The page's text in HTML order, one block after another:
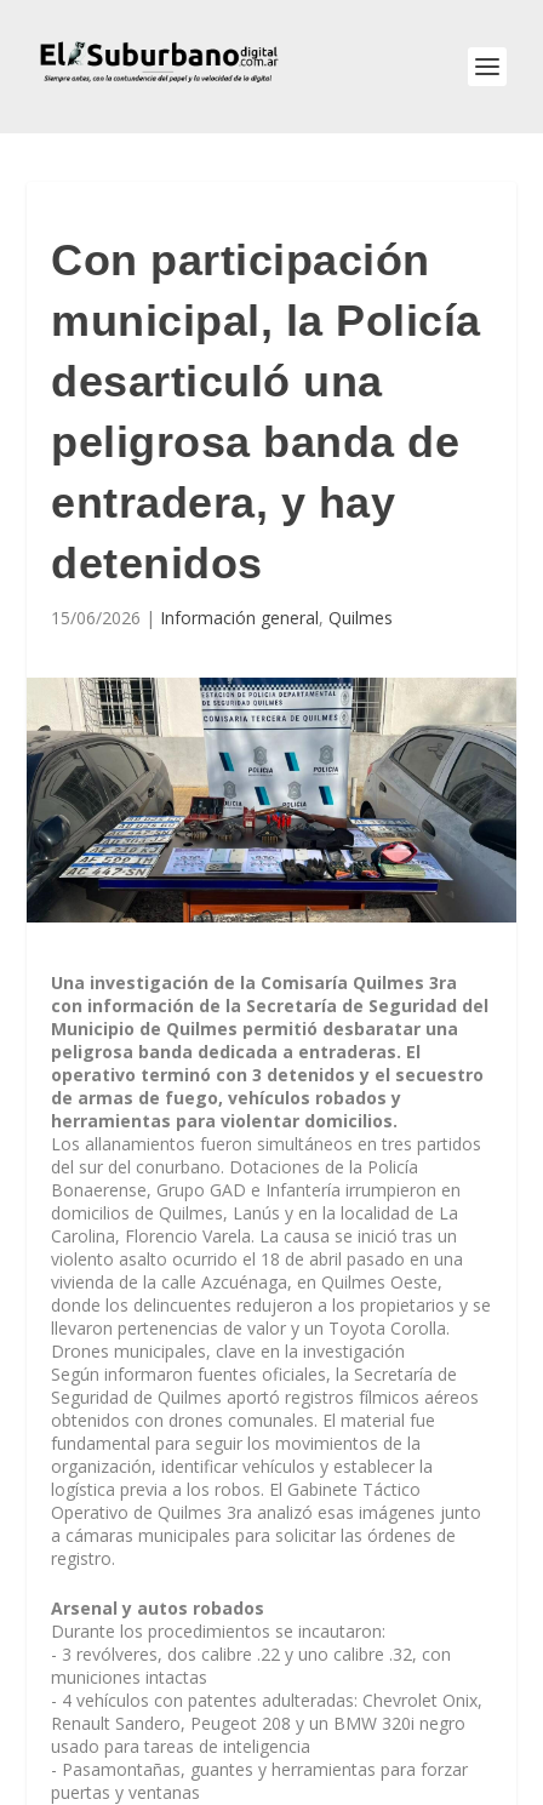
Con participación
municipal, la Policía
desarticuló una
peligrosa banda de
entradera, y hay
detenidos
15/06/2026 | Información general,Quilmes
Una investigación de la Comisaría Quilmes 3ra
con información de la Secretaría de Seguridad del
Municipio de Quilmes permitió desbaratar una
peligrosa banda dedicada a entraderas. El
operativo terminó con 3 detenidos y el secuestro
de armas de fuego, vehículos robados y
herramientas para violentar domicilios.
Los allanamientos fueron simultáneos en tres partidos
del sur del conurbano. Dotaciones de la Policía
Bonaerense, Grupo GAD e Infantería irrumpieron en
domicilios de Quilmes, Lanús y en la localidad de La
Carolina, Florencio Varela. La causa se inició tras un
violento asalto ocurrido el 18 de abril pasado en una
vivienda de la calle Azcuénaga, en Quilmes Oeste,
donde los delincuentes redujeron a los propietarios y se
llevaron pertenencias de valor y un Toyota Corolla.
Drones municipales, clave en la investigación
Según informaron fuentes oficiales, la Secretaría de
Seguridad de Quilmes aportó registros fílmicos aéreos
obtenidos con drones comunales. El material fue
fundamental para seguir los movimientos de la
organización, identificar vehículos y establecer la
logística previa a los robos. El Gabinete Táctico
Operativo de Quilmes 3ra analizó esas imágenes junto
a cámaras municipales para solicitar las órdenes de
registro.
Arsenal y autos robados
Durante los procedimientos se incautaron:
- 3 revólveres, dos calibre .22 y uno calibre .32, con
municiones intactas
- 4 vehículos con patentes adulteradas: Chevrolet Onix,
Renault Sandero, Peugeot 208 y un BMW 320i negro
usado para tareas de inteligencia
- Pasamontañas, guantes y herramientas para forzar
puertas y ventanas